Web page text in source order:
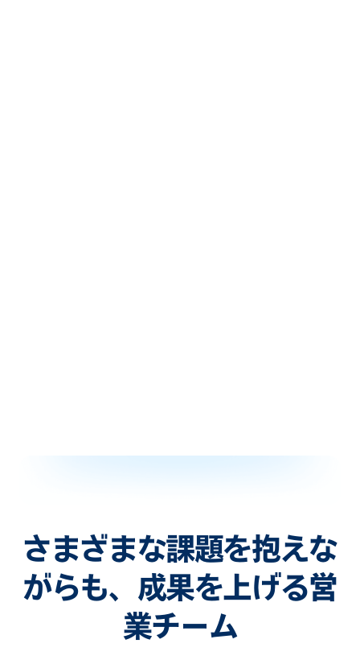
さまざまな課題を抱えな
がらも、成果を上げる営
業チーム